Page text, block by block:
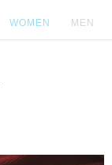
WOMEN MEN